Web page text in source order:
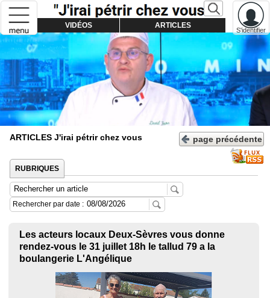
S'identifier
VIDÉOS ARTICLES
ARTICLES J'irai pétrir chez vous page précédente
RUBRIQUES
Rechercher par date :
Les acteurs locaux Deux-Sèvres vous donne
rendez-vous le 31 juillet 18h le tallud 79 a la
boulangerie L'Angélique